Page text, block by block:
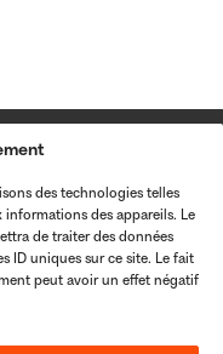
des technologies telles
des appareils. Le
de traiter des données
ID uniques sur ce site. Le fait
peut avoir un effet négatif